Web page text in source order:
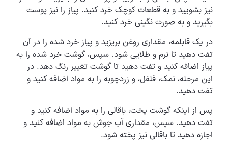
نیز بشویید و به قطعات کوچک خرد کنید. پیاز را نیز پوست
بگیرید و به صورت نگینی خرد کنید.
در یک قابلمه، مقداری روغن بریزید و پیاز خرد شده را در آن
تفت دهید تا نرم و طلایی شود. سپس، گوشت خرد شده را به
پیاز اضافه کنید و تفت دهید تا گوشت تغییر رنگ دهد. در
این مرحله، نمک، فلفل، و زردچوبه را به مواد اضافه کنید و
تفت دهید.
پس از اینکه گوشت پخت، باقالی را به مواد اضافه کنید و
تفت دهید. سپس، مقداری آب جوش به مواد اضافه کنید و
اجازه دهید تا باقالی نیز پخته شود.